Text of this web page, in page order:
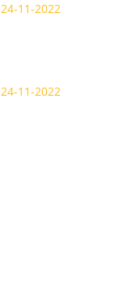
24-11-2022
24-11-2022